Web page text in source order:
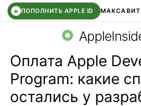
+ ПОПОЛНИТЬ APPLE ID МАКС
СБЕР КИДС ВТБ ОНЛАЙН
Оплата Apple
Program: какие
остались у